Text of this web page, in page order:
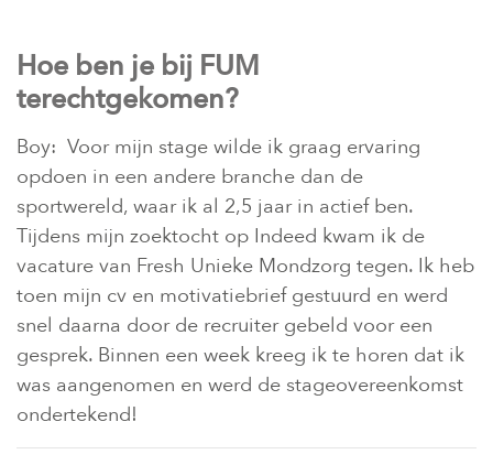
Hoe ben je bij FUM
terechtgekomen?
Boy: Voor mijn stage wilde ik graag ervaring
opdoen in een andere branche dan de
sportwereld, waar ik al 2,5 jaar in actief ben.
Tijdens mijn zoektocht op Indeed kwam ik de
vacature van Fresh Unieke Mondzorg tegen. Ik heb
toen mijn cv en motivatiebrief gestuurd en werd
snel daarna door de recruiter gebeld voor een
gesprek. Binnen een week kreeg ik te horen dat ik
was aangenomen en werd de stageovereenkomst
ondertekend!